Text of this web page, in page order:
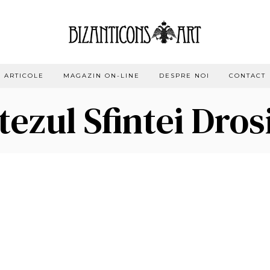
ARTICOLE MAGAZIN ON-LINE DESPRE NOI CONTACT
Sfintei